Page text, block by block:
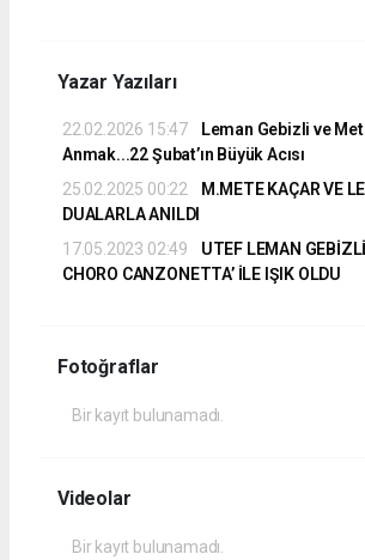
Yazar Yazıları
22.02.2026 15:47
Leman Gebizli ve
Anmak...22 Şubat’ın Büyük Acısı
25.02.2025 00:22
M.METE KAÇAR VE
DUALARLA ANILDI
17.05.2023 02:49
UTEF LEMAN
CHORO CANZONETTA’ İLE IŞIK OLDU
Fotoğraflar
Bir kayıt bulunamadı.
Videolar
Bir kayıt bulunamadı.